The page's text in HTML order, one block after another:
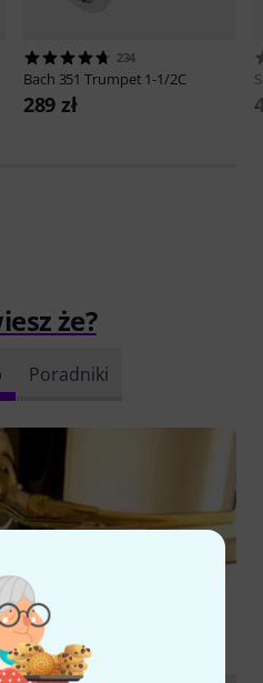
234
Bach 351 Trumpet 1-1/2C
289 zł
że?
Poradniki